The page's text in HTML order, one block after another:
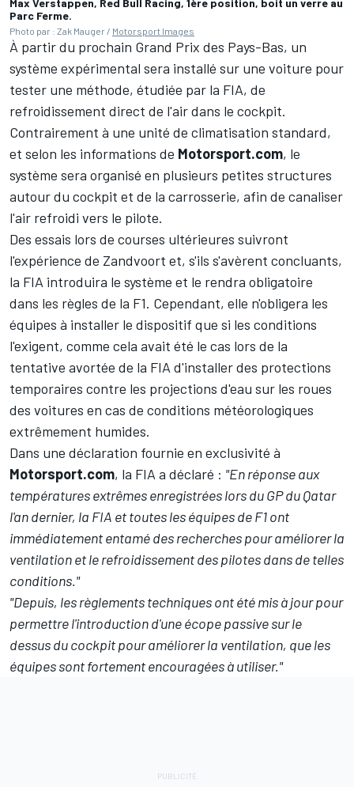
Parc Ferme.
Photo par : Zak Mauger / Motorsport Images
À partir du prochain Grand Prix des Pays-Bas, un
système expérimental sera installé sur une voiture pour
tester une méthode, étudiée par la FIA, de
refroidissement direct de l'air dans le cockpit.
Contrairement à une unité de climatisation standard,
et selon les informations de Motorsport.com, le
système sera organisé en plusieurs petites structures
autour du cockpit et de la carrosserie, afin de canaliser
l'air refroidi vers le pilote.
Des essais lors de courses ultérieures suivront
l'expérience de Zandvoort et, s'ils s'avèrent concluants,
la FIA introduira le système et le rendra obligatoire
dans les règles de la F1. Cependant, elle n'obligera les
équipes à installer le dispositif que si les conditions
l'exigent, comme cela avait été le cas lors de la
tentative avortée de la FIA d'installer des protections
temporaires contre les projections d'eau sur les roues
des voitures en cas de conditions météorologiques
extrêmement humides.
Dans une déclaration fournie en exclusivité à
Motorsport.com, la FIA a déclaré : "En réponse aux
températures extrêmes enregistrées lors du GP du Qatar
l'an dernier, la FIA et toutes les équipes de F1 ont
immédiatement entamé des recherches pour améliorer la
ventilation et le refroidissement des pilotes dans de telles
conditions."
"Depuis, les règlements techniques ont été mis à jour pour
permettre l'introduction d'une écope passive sur le
dessus du cockpit pour améliorer la ventilation, que les
équipes sont fortement encouragées à utiliser."